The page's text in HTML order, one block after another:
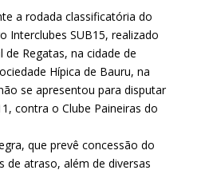
a rodada classificatória do
Interclubes SUB15, realizado
de Regatas, na cidade de
Hípica de Bauru, na
se apresentou para disputar
contra o Clube Paineiras do
que prevê concessão do
de atraso, além de diversas